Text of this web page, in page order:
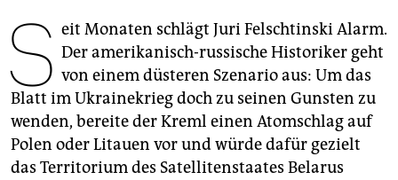
abo
genossenschaft
epaper login
S eit Monaten schlägt Juri Felschtinski Alarm.
Der amerikanisch-russische Historiker geht
von einem düsteren Szenario aus: Um das
Blatt im Ukrainekrieg doch zu seinen Gunsten zu
wenden, bereite der Kreml einen Atomschlag auf
Polen oder Litauen vor und würde dafür gezielt
das Territorium des Satellitenstaates Belarus